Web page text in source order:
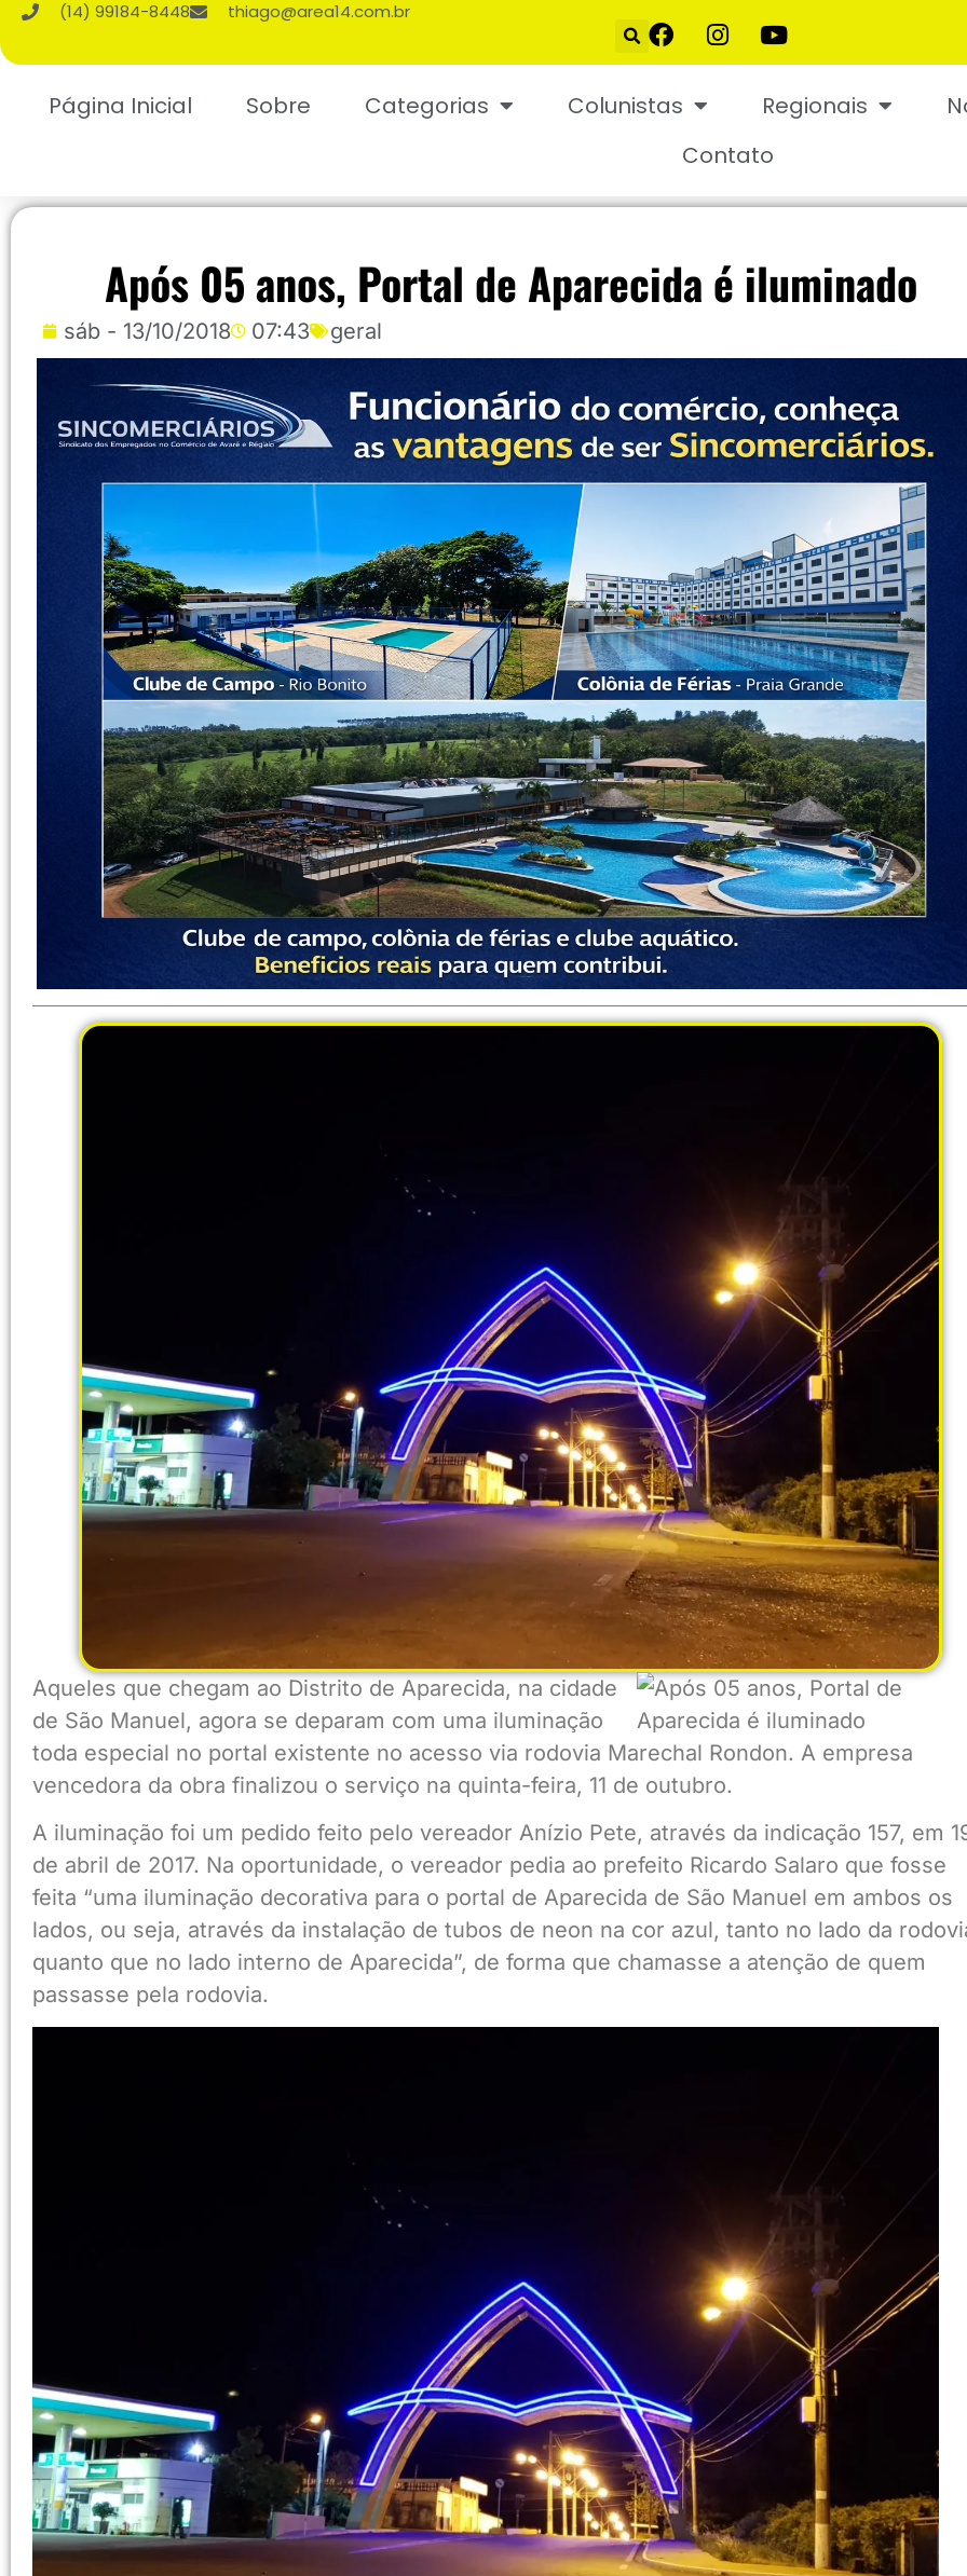
(14) 99184-8448 thiago@area14.com.br
Página Inicial Sobre Categorias Colunistas Regionais
Contato
Após 05 anos, Portal de Aparecida é iluminado
sáb - 13/10/2018 07:43 geral
Aqueles que chegam ao Distrito de Aparecida, na cidade
de São Manuel, agora se deparam com uma iluminação
toda especial no portal existente no acesso via rodovia Marechal Rondon. A empresa
vencedora da obra finalizou o serviço na quinta-feira, 11 de outubro.
A iluminação foi um pedido feito pelo vereador Anízio Pete, através da indicação 157, em
de abril de 2017. Na oportunidade, o vereador pedia ao prefeito Ricardo Salaro que fosse
feita “uma iluminação decorativa para o portal de Aparecida de São Manuel em ambos os
lados, ou seja, através da instalação de tubos de neon na cor azul, tanto no lado da
quanto que no lado interno de Aparecida”, de forma que chamasse a atenção de quem
passasse pela rodovia.